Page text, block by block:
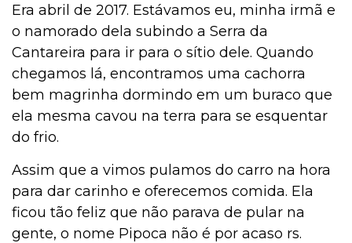
Casa & Piscina
Jardinagem
Era abril de 2017. Estávamos eu, minha irmã e
o namorado dela subindo a Serra da
Cantareira para ir para o sítio dele. Quando
chegamos lá, encontramos uma cachorra
bem magrinha dormindo em um buraco que
ela mesma cavou na terra para se esquentar
do frio.
Assim que a vimos pulamos do carro na hora
para dar carinho e oferecemos comida. Ela
ficou tão feliz que não parava de pular na
gente, o nome Pipoca não é por acaso rs.